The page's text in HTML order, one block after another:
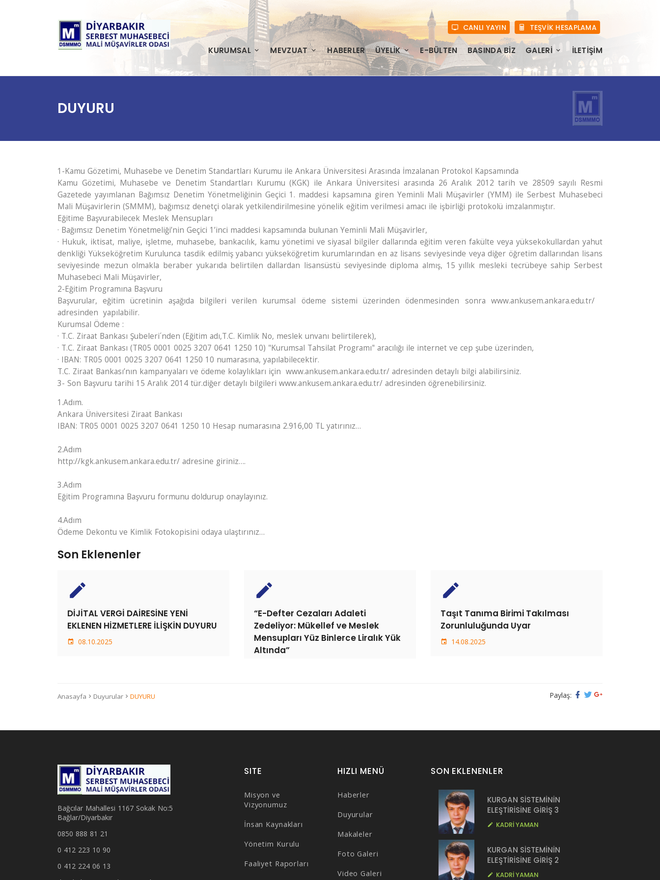
CANLI YAYIN TEŞVİK HESAPLAMA
KURUMSAL MEVZUAT HABERLER ÜYELIK E-BÜLTEN BASINDA BIZ GALERI İLETIŞIM
DUYURU
1-Kamu Gözetimi, Muhasebe ve Denetim Standartları Kurumu ile Ankara Üniversitesi Arasında İmzalanan Protokol Kapsamında
Kamu Gözetimi, Muhasebe ve Denetim Standartları Kurumu (KGK) ile Ankara Üniversitesi arasında 26 Aralık 2012 tarih ve 28509 sayılı Resmi
Gazetede yayımlanan Bağımsız Denetim Yönetmeliğinin Geçici 1. maddesi kapsamına giren Yeminli Mali Müşavirler (YMM) ile Serbest Muhasebeci
Mali Müşavirlerin (SMMM), bağımsız denetçi olarak yetkilendirilmesine yönelik eğitim verilmesi amacı ile işbirliği protokolü imzalanmıştır.
Eğitime Başvurabilecek Meslek Mensupları
· Bağımsız Denetim Yönetmeliği’nin Geçici 1’inci maddesi kapsamında bulunan Yeminli Mali Müşavirler,
· Hukuk, iktisat, maliye, işletme, muhasebe, bankacılık, kamu yönetimi ve siyasal bilgiler dallarında eğitim veren fakülte veya yüksekokullardan yahut
denkliği Yükseköğretim Kurulunca tasdik edilmiş yabancı yükseköğretim kurumlarından en az lisans seviyesinde veya diğer öğretim dallarından lisans
seviyesinde mezun olmakla beraber yukarıda belirtilen dallardan lisansüstü seviyesinde diploma almış, 15 yıllık mesleki tecrübeye sahip Serbest
Muhasebeci Mali Müşavirler,
2-Eğitim Programına Başvuru
Başvurular, eğitim ücretinin aşağıda bilgileri verilen kurumsal ödeme sistemi üzerinden ödenmesinden sonra www.ankusem.ankara.edu.tr/
adresinden yapılabilir.
Kurumsal Ödeme :
· T.C. Ziraat Bankası Şubeleri´nden (Eğitim adı,T.C. Kimlik No, meslek unvanı belirtilerek),
· T.C. Ziraat Bankası (TR05 0001 0025 3207 0641 1250 10) "Kurumsal Tahsilat Programı" aracılığı ile internet ve cep şube üzerinden,
· IBAN: TR05 0001 0025 3207 0641 1250 10 numarasına, yapılabilecektir.
T.C. Ziraat Bankası’nın kampanyaları ve ödeme kolaylıkları için www.ankusem.ankara.edu.tr/ adresinden detaylı bilgi alabilirsiniz.
3- Son Başvuru tarihi 15 Aralık 2014 tür.diğer detaylı bilgileri www.ankusem.ankara.edu.tr/ adresinden öğrenebilirsiniz.
1.Adım.
Ankara Üniversitesi Ziraat Bankası
IBAN: TR05 0001 0025 3207 0641 1250 10 Hesap numarasına 2.916,00 TL yatırınız…
2.Adım
http://kgk.ankusem.ankara.edu.tr/ adresine giriniz….
3.Adım
Eğitim Programına Başvuru formunu doldurup onaylayınız.
4.Adım
Ödeme Dekontu ve Kimlik Fotokopisini odaya ulaştırınız…
Son Eklenenler
create
DİJİTAL VERGİ DAİRESİNE YENİ
EKLENEN HİZMETLERE İLİŞKİN DUYURU
08.10.2025
create
“E-Defter Cezaları Adaleti
Zedeliyor: Mükellef ve Meslek
Mensupları Yüz Binlerce Liralık Yük
Altında”
create
Taşıt Tanıma Birimi Takılması
Zorunluluğunda Uyar
14.08.2025
Anasayfa Duyurular DUYURU Paylaş:
Bağcılar Mahallesi 1167 Sokak No:5
Bağlar/Diyarbakır
0850 888 81 21
0 412 223 10 90
0 412 224 06 13
SITE
Misyon ve
Vizyonumuz
İnsan Kaynakları
Yönetim Kurulu
Faaliyet Raporları
HIZLI MENÜ
Haberler
Duyurular
Makaleler
Foto Galeri
Video Galeri
SON EKLENENLER
KURGAN SİSTEMİNİN
ELEŞTİRİSİNE GİRİŞ 3
KADRİ YAMAN
KURGAN SİSTEMİNİN
ELEŞTİRİSİNE GİRİŞ 2
KADRİ YAMAN